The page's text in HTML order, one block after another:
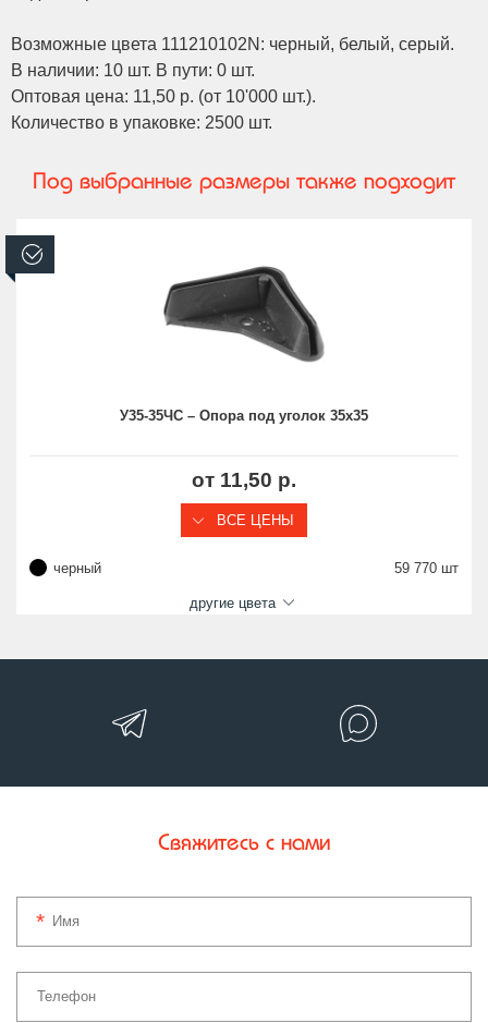
Возможные цвета 111210102N: черный, белый, серый.
В наличии: 10 шт. В пути: 0 шт.
Оптовая цена: 11,50 р. (от 10'000 шт.).
Количество в упаковке: 2500 шт.
Под выбранные размеры также подходит
У35-35ЧС – Опора под уголок 35х35
от 11,50 р.
ВСЕ ЦЕНЫ
черный 59 770 шт
другие цвета
Свяжитесь с нами